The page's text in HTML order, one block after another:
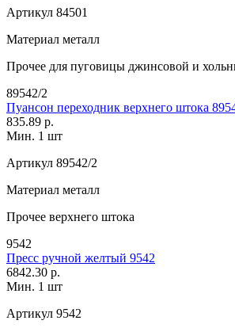
Артикул 84501
Материал металл
Прочее для пуговицы джинсовой и
89542/2
Пуансон переходник верхнего штока
835.89 р.
Мин. 1 шт
Артикул 89542/2
Материал металл
Прочее верхнего штока
9542
Пресс ручной желтый 9542
6842.30 р.
Мин. 1 шт
Артикул 9542